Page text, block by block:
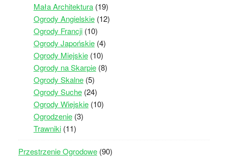
Mała Architektura(19)
Ogrody Angielskie(12)
Ogrody Francji(10)
Ogrody Japońskie(4)
Ogrody Miejskie(10)
Ogrody na Skarpie(8)
Ogrody Skalne(5)
Ogrody Suche(24)
Ogrody Wiejskie(10)
Ogrodzenie(3)
Trawniki(11)
Przestrzenie Ogrodowe(90)